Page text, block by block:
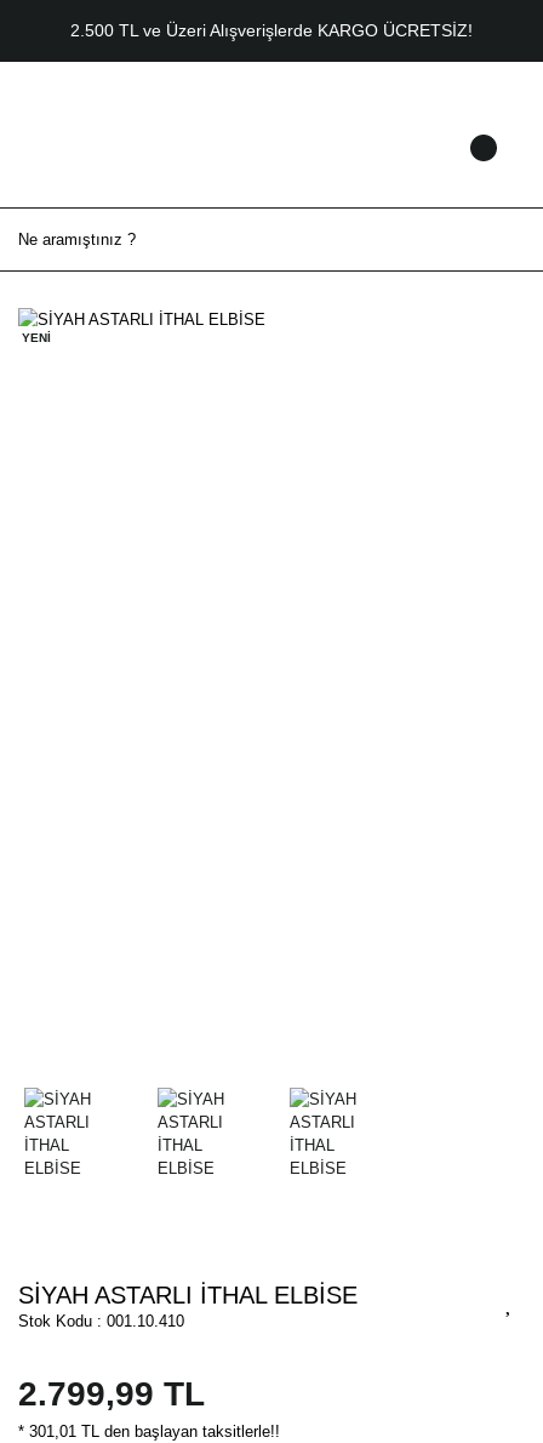
2.500 TL ve Üzeri Alışverişlerde KARGO ÜCRETSİZ!
YENİ
SİYAH ASTARLI İTHAL ELBİSE
Stok Kodu : 001.10.410
2.799,99 TL
* 301,01 TL den başlayan taksitlerle!!